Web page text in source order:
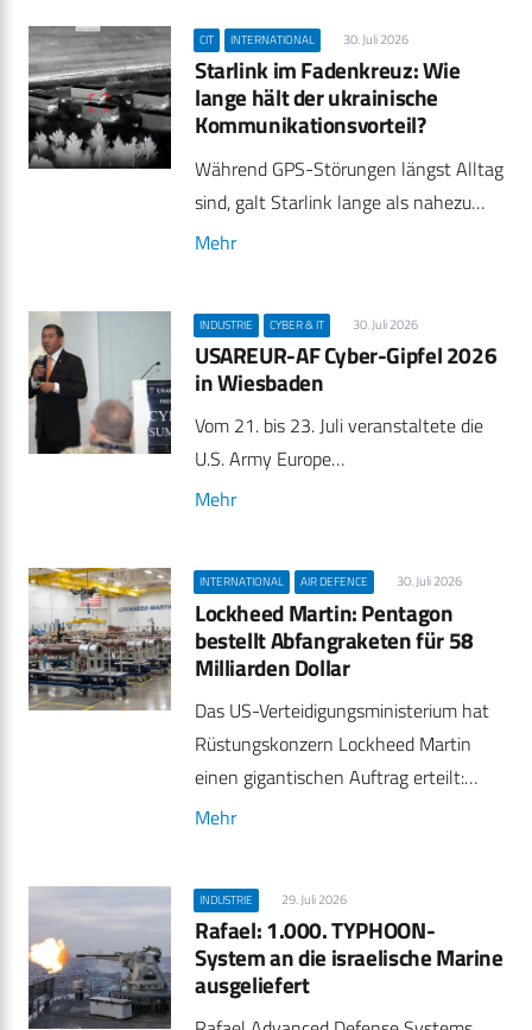
CIT INTERNATIONAL 30. Juli 2026
Starlink im Fadenkreuz: Wie
lange hält der ukrainische
Kommunikationsvorteil?
Während GPS-Störungen längst Alltag
sind, galt Starlink lange als nahezu…
Mehr
INDUSTRIE CYBER & IT 30. Juli 2026
USAREUR-AF Cyber-Gipfel 2026
in Wiesbaden
Vom 21. bis 23. Juli veranstaltete die
U.S. Army Europe…
Mehr
INTERNATIONAL AIR DEFENCE 30. Juli 2026
Lockheed Martin: Pentagon
bestellt Abfangraketen für 58
Milliarden Dollar
Das US-Verteidigungsministerium hat
Rüstungskonzern Lockheed Martin
einen gigantischen Auftrag erteilt:…
Mehr
INDUSTRIE 29. Juli 2026
Rafael: 1.000. TYPHOON-
System an die israelische Marine
ausgeliefert